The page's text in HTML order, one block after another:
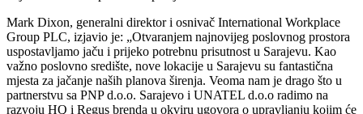
Mark Dixon, generalni direktor i osnivač International Workplace
Group PLC, izjavio je: „Otvaranjem najnovijeg poslovnog prostora
uspostavljamo jaču i prijeko potrebnu prisutnost u Sarajevu. Kao
važno poslovno središte, nove lokacije u Sarajevu su fantastična
mjesta za jačanje naših planova širenja. Veoma nam je drago što u
partnerstvu sa PNP d.o.o. Sarajevo i UNATEL d.o.o radimo na
razvoju HQ i Regus brenda u okviru ugovora o upravljanju kojim će